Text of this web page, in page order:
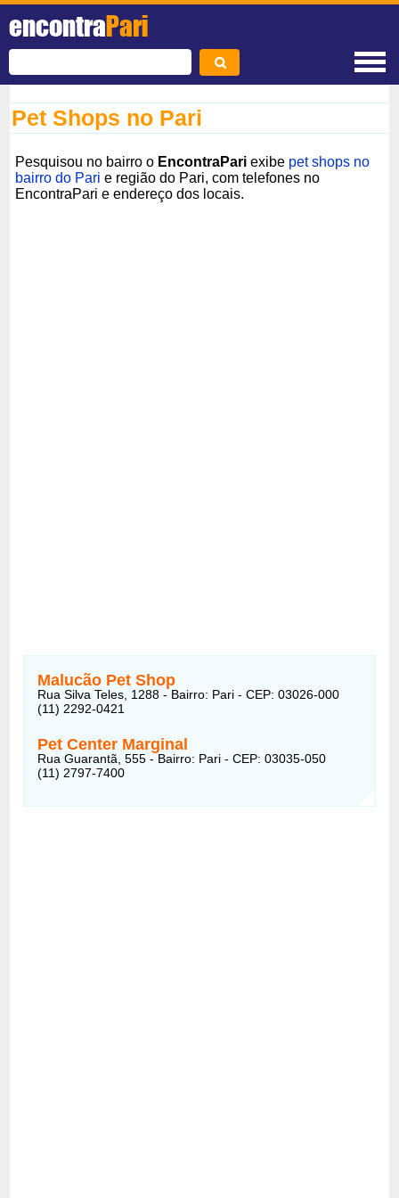
encontraPari
Pet Shops no Pari
Pesquisou no bairro o EncontraPari exibe pet shops no
bairro do Pari e região do Pari, com telefones no
EncontraPari e endereço dos locais.
Malucão Pet Shop
Rua Silva Teles, 1288 - Bairro: Pari - CEP: 03026-000
(11) 2292-0421
Pet Center Marginal
Rua Guarantã, 555 - Bairro: Pari - CEP: 03035-050
(11) 2797-7400